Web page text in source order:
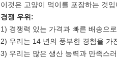
이것은 고양이 먹이를 포장하는 것입
경쟁 우위:
1) 경쟁력 있는 가격과 빠른 배송으
2) 우리는 14 년의 풍부한 경험을 가
3) 우리는 많은 생산 능력과 만족스